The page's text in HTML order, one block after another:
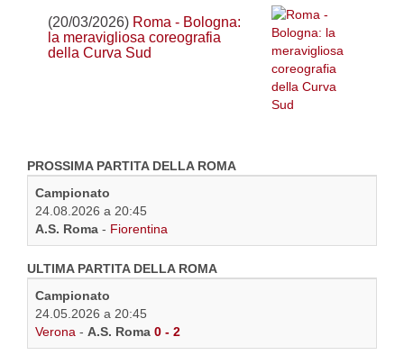
(20/03/2026) Roma - Bologna:
la meravigliosa coreografia
della Curva Sud
PROSSIMA PARTITA DELLA ROMA
Campionato
24.08.2026 a 20:45
A.S. Roma - Fiorentina
ULTIMA PARTITA DELLA ROMA
Campionato
24.05.2026 a 20:45
Verona - A.S. Roma 0 - 2